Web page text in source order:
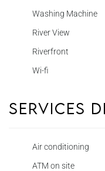
Washing Machine
River View
Riverfront
Wi-fi
Services
Air conditioning
ATM on site